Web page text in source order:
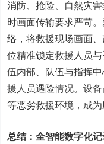
消防、抢险、自然灾
时画面传输要求严苛
络，将救援现场画面
位精准锁定救援人员
伍内部、队伍与指挥
援人员遇险情况。设
等恶劣救援环境，成
总结：全智能数字化记